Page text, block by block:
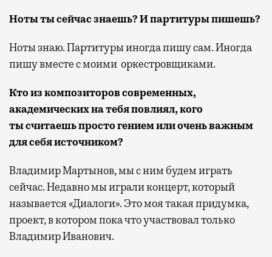
Ноты ты сейчас знаешь? И партитуры пишешь?
Ноты знаю. Партитуры иногда пишу сам. Иногда
пишу вместе с моими оркестровщиками.
Кто из композиторов современных,
академических на тебя повлиял, кого
ты считаешь просто гением или очень важным
для себя источником?
Владимир Мартынов, мы с ним будем играть
сейчас. Недавно мы играли концерт, который
называется «Диалоги». Это моя такая придумка,
проект, в котором пока что участвовал только
Владимир Иванович.